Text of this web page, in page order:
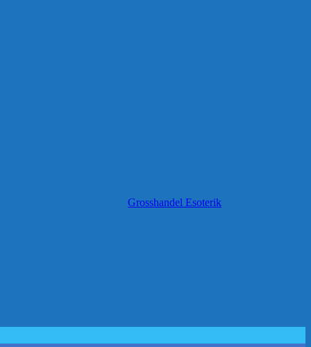
Grosshandel Esoterik